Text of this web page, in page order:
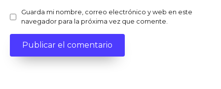
Guarda mi nombre, correo electrónico y web en este
navegador para la próxima vez que comente.